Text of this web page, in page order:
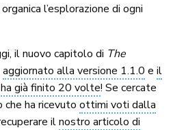
l’esplorazione di ogni
il nuovo capitolo di The
aggiornato alla versione 1.1.0 eil
già finito 20 volte! Se cercate
che ha ricevutoottimi voti dalla
ilnostro articolo di